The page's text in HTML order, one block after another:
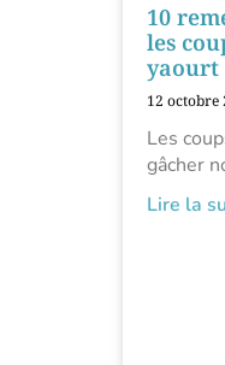
10
les
yaourt
12 octobre
Les
gâcher
Lire la